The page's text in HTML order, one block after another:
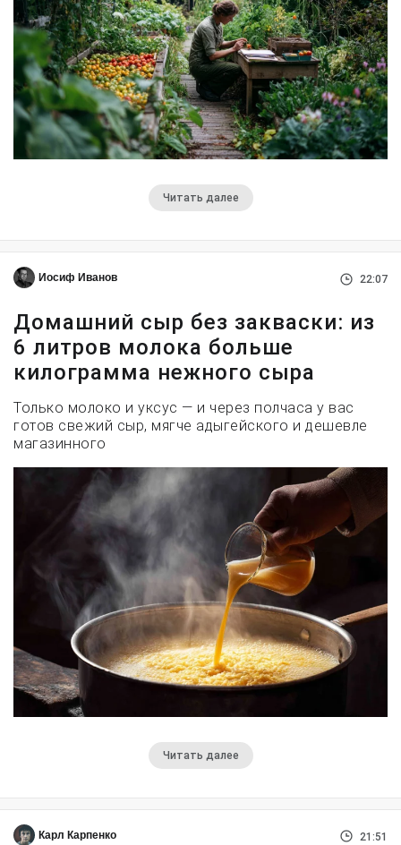
Читать далее
Иосиф Иванов 22:07
Домашний сыр без закваски: из
6 литров молока больше
килограмма нежного сыра
Только молоко и уксус — и через полчаса у вас
готов свежий сыр, мягче адыгейского и дешевле
магазинного
Читать далее
Карл Карпенко 21:51